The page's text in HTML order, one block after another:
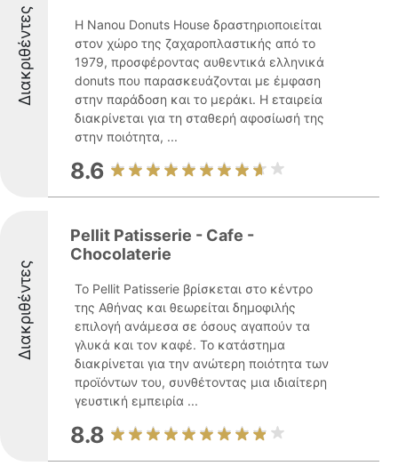
Διακριθέντες
Η Nanou Donuts House δραστηριοποιείται
στον χώρο της ζαχαροπλαστικής από το
1979, προσφέροντας αυθεντικά ελληνικά
donuts που παρασκευάζονται με έμφαση
στην παράδοση και το μεράκι. Η εταιρεία
διακρίνεται για τη σταθερή αφοσίωσή της
στην ποιότητα, ...
8.6
Διακριθέντες
Pellit Patisserie - Cafe -
Chocolaterie
Το Pellit Patisserie βρίσκεται στο κέντρο
της Αθήνας και θεωρείται δημοφιλής
επιλογή ανάμεσα σε όσους αγαπούν τα
γλυκά και τον καφέ. Το κατάστημα
διακρίνεται για την ανώτερη ποιότητα των
προϊόντων του, συνθέτοντας μια ιδιαίτερη
γευστική εμπειρία ...
8.8